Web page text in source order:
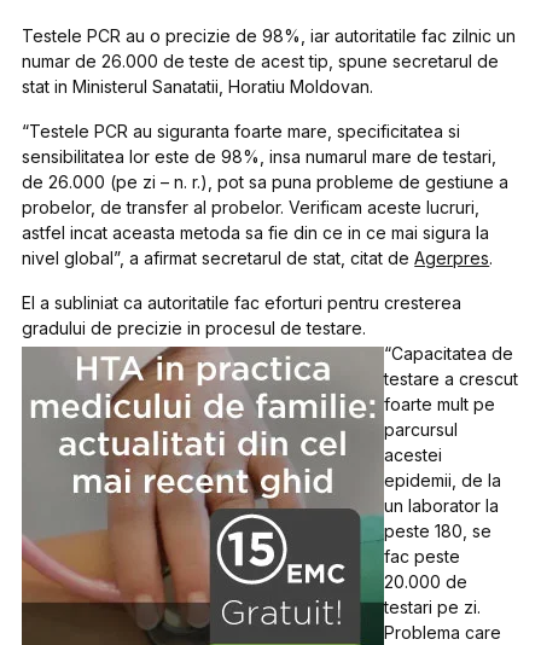
Testele PCR au o precizie de 98%, iar autoritatile fac zilnic un
numar de 26.000 de teste de acest tip, spune secretarul de
stat in Ministerul Sanatatii, Horatiu Moldovan.
“Testele PCR au siguranta foarte mare, specificitatea si
sensibilitatea lor este de 98%, insa numarul mare de testari,
de 26.000 (pe zi – n. r.), pot sa puna probleme de gestiune a
probelor, de transfer al probelor. Verificam aceste lucruri,
astfel incat aceasta metoda sa fie din ce in ce mai sigura la
nivel global”, a afirmat secretarul de stat, citat deAgerpres.
El a subliniat ca autoritatile fac eforturi pentru cresterea
gradului de precizie in procesul de testare.
“Capacitatea de
testare a crescut
foarte mult pe
parcursul
acestei
epidemii, de la
un laborator la
peste 180, se
fac peste
20.000 de
testari pe zi.
Problema care